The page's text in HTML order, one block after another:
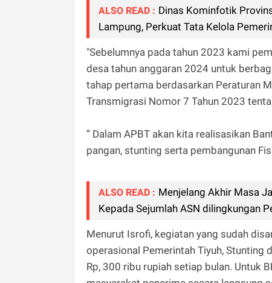
ALSO READ : Dinas Kominfotik
Lampung, Perkuat Tata Kelola
"Sebelumnya pada tahun 2023 kami
desa tahun anggaran 2024 untuk
tahap pertama berdasarkan Peraturan
Transmigrasi Nomor 7 Tahun 2023
” Dalam APBT akan kita realisasikan
pangan, stunting serta pembangunan
ALSO READ : Menjelang Akhir Masa
Kepada Sejumlah ASN dilingkungan
Menurut Isrofi, kegiatan yang sudah
operasional Pemerintah Tiyuh, Stunting
Rp, 300 ribu rupiah setiap bulan. Untuk